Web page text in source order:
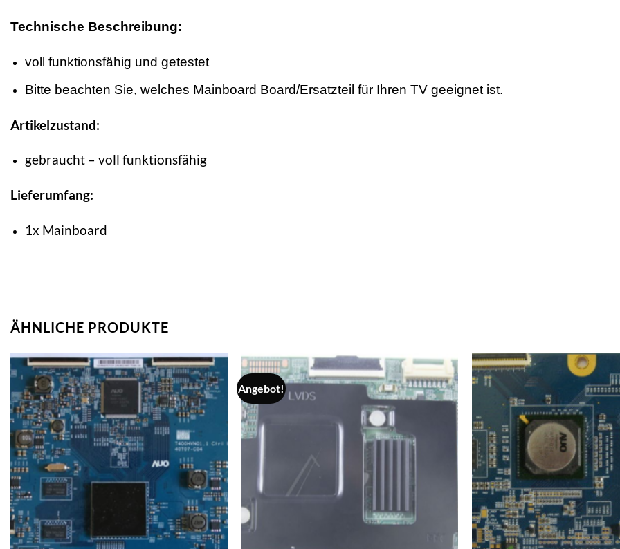
Technische Beschreibung:
voll funktionsfähig und getestet
Bitte beachten Sie, welches Mainboard Board/Ersatzteil für Ihren TV geeignet ist.
Artikelzustand:
gebraucht – voll funktionsfähig
Lieferumfang:
1x Mainboard
ÄHNLICHE PRODUKTE
Angebot!